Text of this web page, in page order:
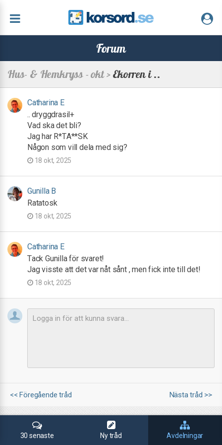
Forum
Hus- & Hemkryss - okt >Ekorren i ..
Catharina E
.. dryggdrasil+
Vad ska det bli?
Jag har R*TA**SK
Någon som vill dela med sig?
18 okt, 2025
Gunilla B
Ratatosk
18 okt, 2025
Catharina E
Tack Gunilla för svaret!
Jag visste att det var nåt sånt , men fick inte till det!
18 okt, 2025
<< Föregående tråd Nästa tråd >>
30 senaste Ny tråd Avdelningar